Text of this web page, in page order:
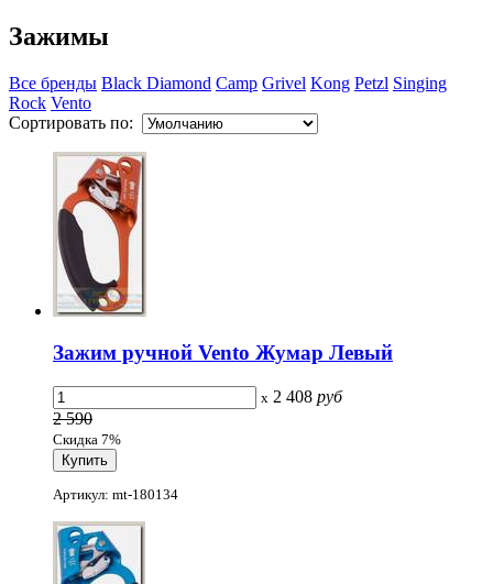
Зажимы
Все бренды Black Diamond Camp Grivel Kong Petzl Singing
Rock Vento
Сортировать по:
Зажим ручной Vento Жумар Левый
x 2 408 руб
2 590
Скидка 7%
Артикул: mt-180134